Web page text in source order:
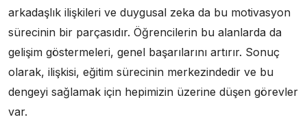
arkadaşlık ilişkileri ve duygusal zeka da bu motivasyon
sürecinin bir parçasıdır. Öğrencilerin bu alanlarda da
gelişim göstermeleri, genel başarılarını artırır. Sonuç
olarak, ilişkisi, eğitim sürecinin merkezindedir ve bu
dengeyi sağlamak için hepimizin üzerine düşen görevler
var.